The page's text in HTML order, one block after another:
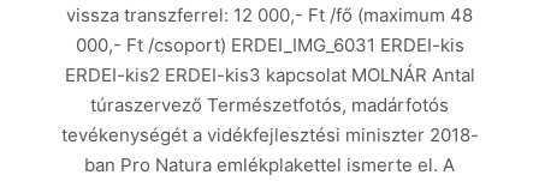
vissza transzferrel: 12 000,- Ft /fő (maximum 48
000,- Ft /csoport) ERDEI_IMG_6031 ERDEI-kis
ERDEI-kis2 ERDEI-kis3 kapcsolat MOLNÁR Antal
túraszervező Természetfotós, madárfotós
tevékenységét a vidékfejlesztési miniszter 2018-
ban Pro Natura emlékplakettel ismerte el. A